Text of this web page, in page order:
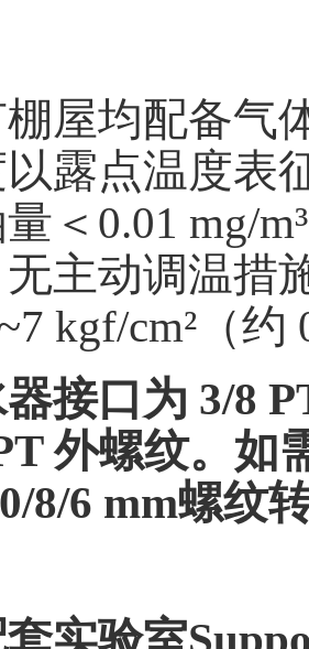
棚屋均配备气
露点温度表
＜0.01 mg/
主动调温措
kgf/cm²（约
接口为 3/8
外螺纹。如
8/6 mm螺纹